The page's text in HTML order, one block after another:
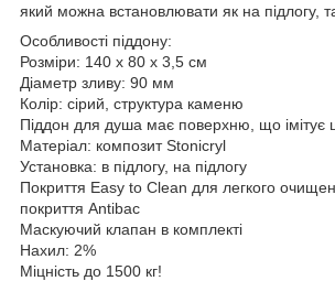
який можна встановлювати як на підлогу,
Особливості піддону:
Розміри: 140 x 80 x 3,5 см
Діаметр зливу: 90 мм
Колір: сірий, структура каменю
Піддон для душа має поверхню, що імітує
Матеріал: композит Stonicryl
Установка: в підлогу, на підлогу
Покриття Easy to Clean для легкого
покриття Antibac
Маскуючий клапан в комплекті
Нахил: 2%
Міцність до 1500 кг!